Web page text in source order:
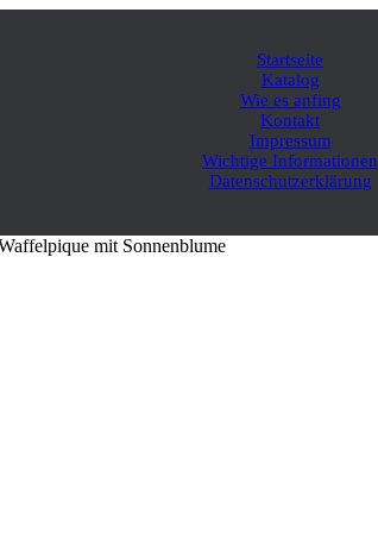
Startseite
Katalog
Wie es anfing
Kontakt
Impressum
Wichtige Informationen
Datenschutzerklärung
mit Sonnenblume